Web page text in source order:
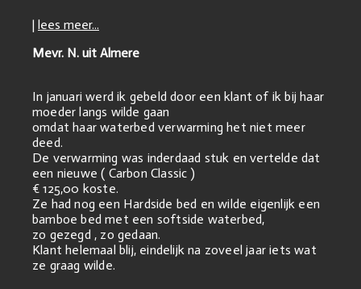
| lees meer...
Mevr. N. uit Almere
In januari werd ik gebeld door een klant of ik bij haar
moeder langs wilde gaan
omdat haar waterbed verwarming het niet meer
deed.
De verwarming was inderdaad stuk en vertelde dat
een nieuwe ( Carbon Classic )
€ 125,00 koste.
Ze had nog een Hardside bed en wilde eigenlijk een
bamboe bed met een softside waterbed,
zo gezegd , zo gedaan.
Klant helemaal blij, eindelijk na zoveel jaar iets wat
ze graag wilde.